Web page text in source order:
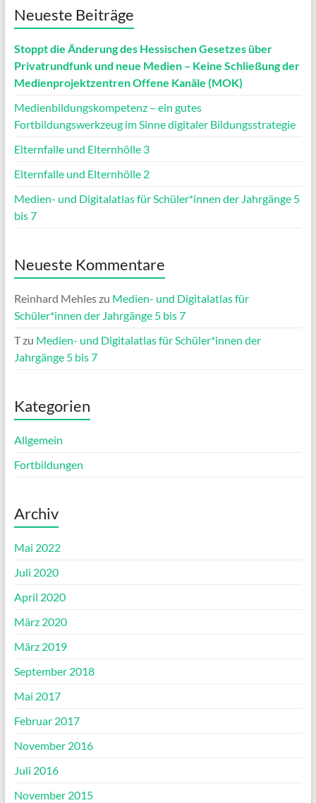
Neueste Beiträge
Stoppt die Änderung des Hessischen Gesetzes über
Privatrundfunk und neue Medien – Keine Schließung der
Medienprojektzentren Offene Kanäle (MOK)
Medienbildungskompetenz – ein gutes
Fortbildungswerkzeug im Sinne digitaler Bildungsstrategie
Elternfalle und Elternhölle 3
Elternfalle und Elternhölle 2
Medien- und Digitalatlas für Schüler*innen der Jahrgänge 5
bis 7
Neueste Kommentare
Reinhard Mehleszu Medien- und Digitalatlas für
Schüler*innen der Jahrgänge 5 bis 7
Tzu Medien- und Digitalatlas für Schüler*innen der
Jahrgänge 5 bis 7
Kategorien
Allgemein
Fortbildungen
Archiv
Mai 2022
Juli 2020
April 2020
März 2020
März 2019
September 2018
Mai 2017
Februar 2017
November 2016
Juli 2016
November 2015